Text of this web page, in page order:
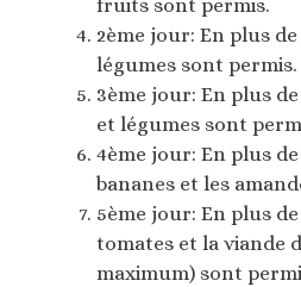
fruits sont permis.
2ème jour: En plus
légumes sont
3ème jour: En plus
et légumes sont
4ème jour: En plus
bananes et les
5ème jour: En plus
tomates et la viande
maximum) sont